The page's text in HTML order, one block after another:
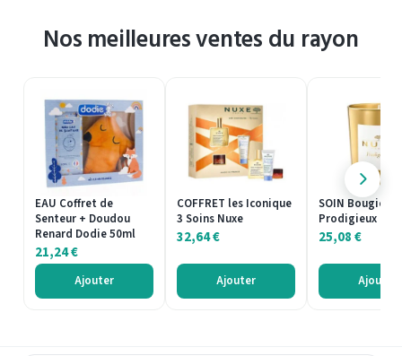
Nos meilleures ventes du rayon
EAU Coffret de
Senteur + Doudou
Renard Dodie 50ml
21,24€
Ajouter
COFFRET les Iconique
3 Soins Nuxe
32,64€
Ajouter
SOIN Bougie
Prodigieux
25,08€
Ajouter